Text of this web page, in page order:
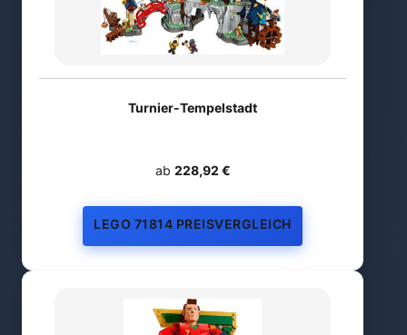
Turnier-Tempelstadt
ab 228,92 €
LEGO 71814 PREISVERGLEICH